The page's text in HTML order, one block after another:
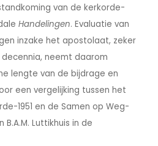
van de kerkorde-
Handelingen. Evaluatie van
inzake het apostolaat, zeker
neemt daarom
lengte van de bijdrage en
een vergelijking tussen het
1951 en de Samen op Weg-
Luttikhuis in de